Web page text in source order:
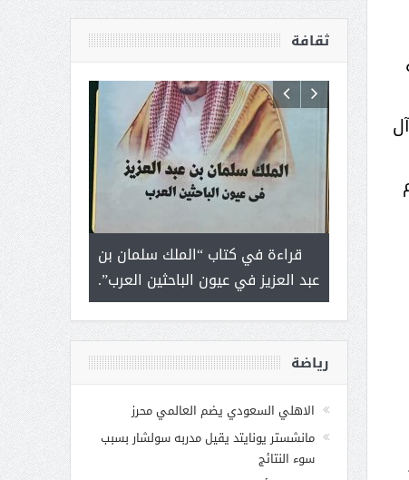
ثقافة
قراءة في كتاب “الملك سلمان بن
عبد العزيز في عيون الباحثين العرب”.
لايعرف
رياضة
الاهلي السعودي يضم العالمي محرز
مانشستر يونايتد يقيل مدربه سولشار بسبب
سوء النتائج